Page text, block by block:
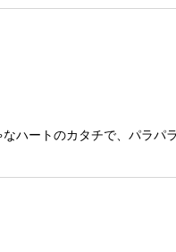
ハートのカタチで、パラ